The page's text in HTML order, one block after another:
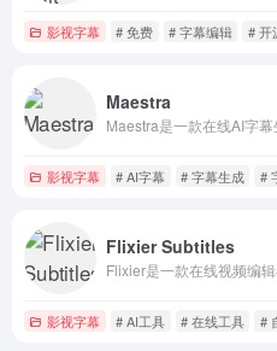
影视字幕 # 免费 # 字幕编辑 # 开
Maestra
影视字幕 # AI字幕 # 字幕生成 #
Flixier Subtitles
影视字幕 # AI工具 # 在线工具 #